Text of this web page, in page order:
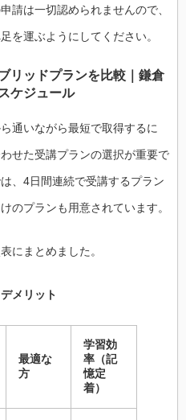
請は一切認められませんので、
を運ぶようにしてください。
リッドプランを比較｜鎌倉
ケジュール
通いながら最短で取得するに
せた受講プランの選択が重要で
、4日間連続で受講するプラン
のプランも用意されています。
にまとめました。
メリット
最適な
方
学習効
率（記
憶定
着）